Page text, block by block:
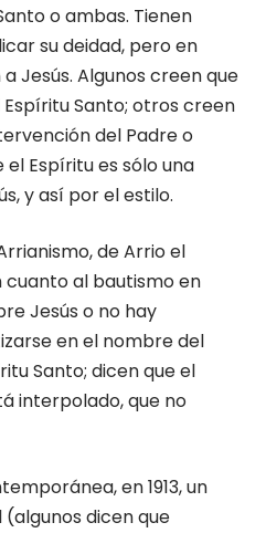
o ambas. Tienen
su deidad, pero en
Jesús. Algunos creen que
Espíritu Santo; otros creen
del Padre o
Espíritu es sólo una
y así por el estilo.
de Arrio el
cuanto al bautismo en
Jesús o no hay
en el nombre del
Santo; dicen que el
interpolado, que no
en 1913, un
dicen que